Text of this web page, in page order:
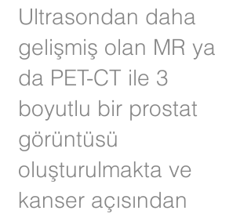
Ultrasondan daha
gelişmiş olan MR ya
da PET-CT ile 3
boyutlu bir prostat
görüntüsü
oluşturulmakta ve
kanser açısından